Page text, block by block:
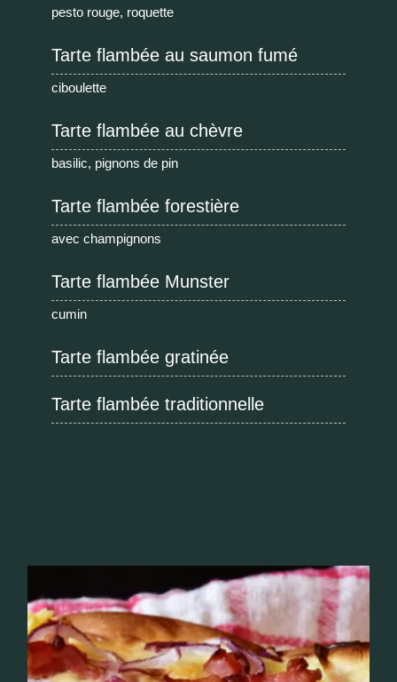
pesto rouge, roquette
Tarte flambée au saumon fumé
ciboulette
Tarte flambée au chèvre
basilic, pignons de pin
Tarte flambée forestière
avec champignons
Tarte flambée Munster
cumin
Tarte flambée gratinée
Tarte flambée traditionnelle